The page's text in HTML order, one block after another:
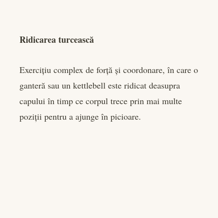
Ridicarea turcească
Exercițiu complex de forță și coordonare, în care o
ganteră sau un kettlebell este ridicat deasupra
capului în timp ce corpul trece prin mai multe
poziții pentru a ajunge în picioare.